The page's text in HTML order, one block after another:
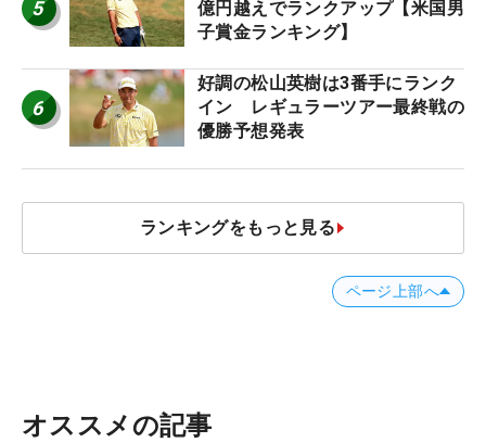
5
億円越えでランクアップ【米国男
子賞金ランキング】
6
好調の松山英樹は3番手にランク
イン レギュラーツアー最終戦の
優勝予想発表
ランキングをもっと見る
ページ上部へ
オススメの記事